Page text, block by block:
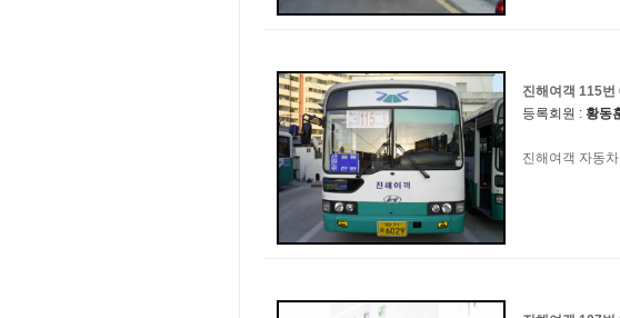
진해여객 115번
등록회원 : 황동
진해여객 자동